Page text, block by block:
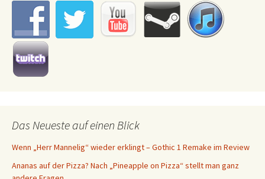
Das Neueste auf einen Blick
Wenn „Herr Mannelig“ wieder erklingt – Gothic 1 Remake im Review
Ananas auf der Pizza? Nach „Pineapple on Pizza“ stellt man ganz